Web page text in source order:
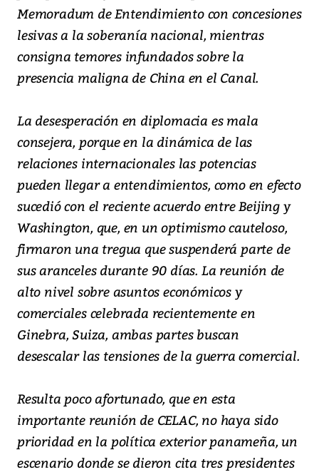
Memoradum de Entendimiento con concesiones
lesivas a la soberanía nacional, mientras
consigna temores infundados sobre la
presencia maligna de China en el Canal.
La desesperación en diplomacia es mala
consejera, porque en la dinámica de las
relaciones internacionales las potencias
pueden llegar a entendimientos, como en efecto
sucedió con el reciente acuerdo entre Beijing y
Washington, que, en un optimismo cauteloso,
firmaron una tregua que suspenderá parte de
sus aranceles durante 90 días. La reunión de
alto nivel sobre asuntos económicos y
comerciales celebrada recientemente en
Ginebra, Suiza, ambas partes buscan
desescalar las tensiones de la guerra comercial.
Resulta poco afortunado, que en esta
importante reunión de CELAC, no haya sido
prioridad en la política exterior panameña, un
escenario donde se dieron cita tres presidentes